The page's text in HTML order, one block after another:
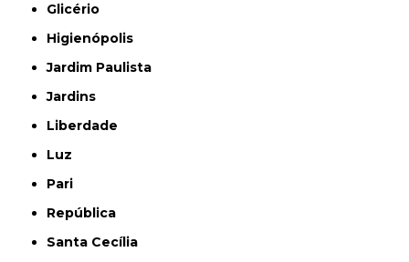
Glicério
Higienópolis
Jardim Paulista
Jardins
Liberdade
Luz
Pari
República
Santa Cecília